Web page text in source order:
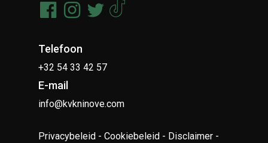
Telefoon
+32 54 33 42 57
E-mail
info@kvkninove.com
Privacybeleid -Cookiebeleid - Disclaimer -